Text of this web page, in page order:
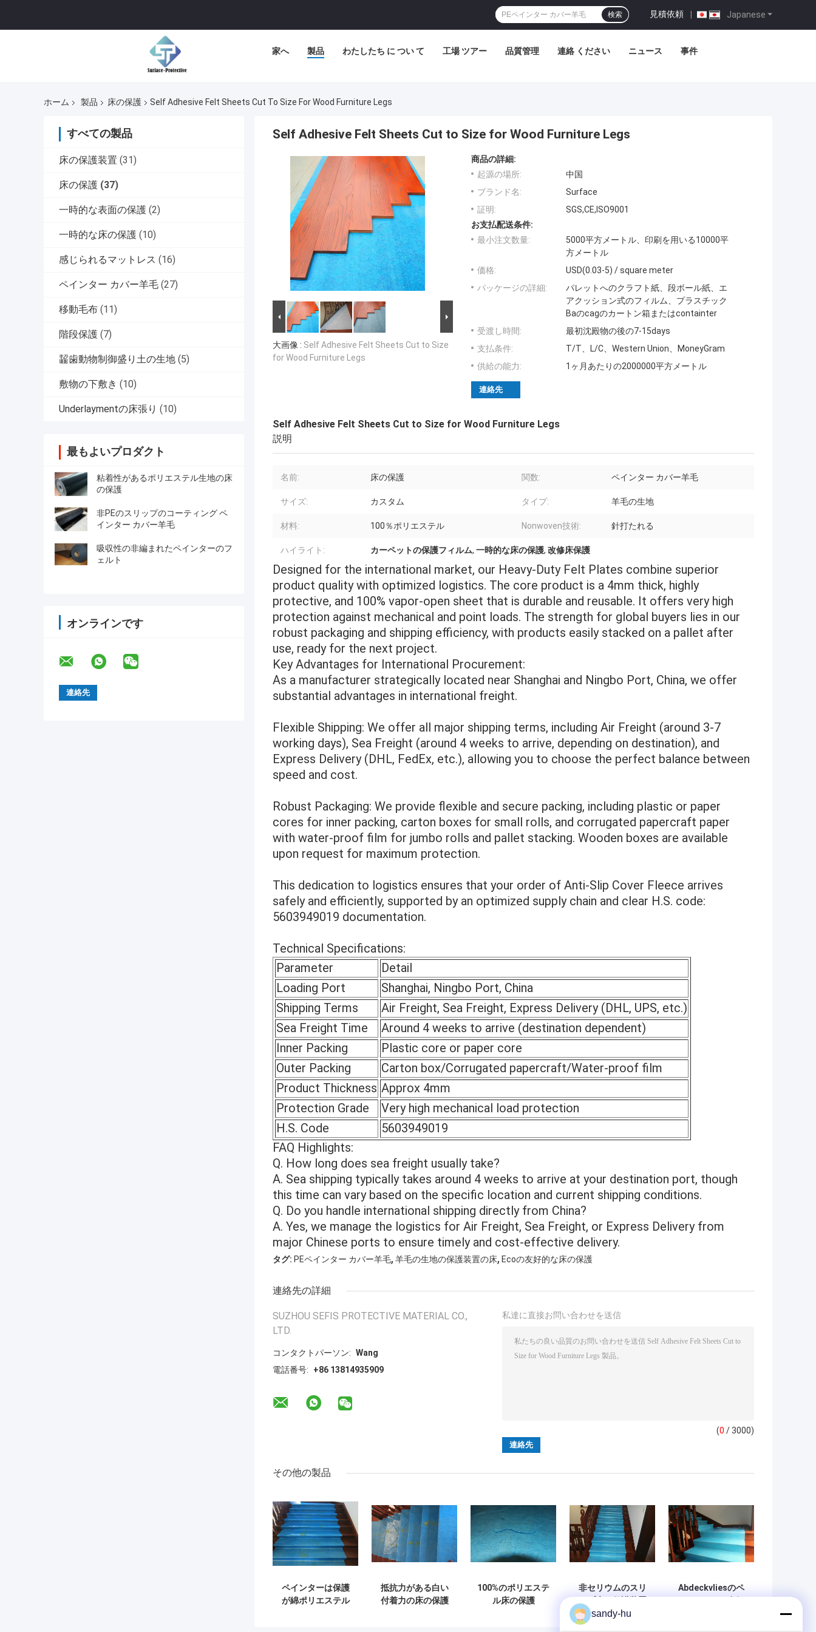
Japanese
見積依頼 |
検索
家へ 製品 わたしたち に つい て 工場 ツアー 品質管理 連絡 ください ニュース 事件
ホーム 製品 床の保護 Self Adhesive Felt Sheets Cut To Size For Wood Furniture Legs
すべての製品
床の保護装置 (31)
床の保護 (37)
一時的な表面の保護 (2)
一時的な床の保護 (10)
感じられるマットレス (16)
ペインター カバー羊毛 (27)
移動毛布 (11)
階段保護 (7)
齧歯動物制御盛り土の生地 (5)
敷物の下敷き (10)
Underlaymentの床張り (10)
最もよいプロダクト
粘着性があるポリエステル生地の床
の保護
非PEのスリップのコーティング ペ
インター カバー羊毛
吸収性の非編まれたペインターのフ
ェルト
オンラインです
Self Adhesive Felt Sheets Cut to Size for Wood Furniture Legs
大画像 : Self Adhesive Felt Sheets Cut to Size
for Wood Furniture Legs
商品の詳細:
起源の場所:
中国
ブランド名:
Surface
証明:
SGS,CE,ISO9001
お支払配送条件:
最小注文数量:
5000平方メートル、印刷を用いる10000平
方メートル
価格:
USD(0.03-5) / square meter
パッケージの詳細:
パレットへのクラフト紙、段ボール紙、エ
アクッション式のフィルム、プラスチック
Baのcagのカートン箱またはcontainter
受渡し時間:
最初沈殿物の後の7-15days
支払条件:
T/T、L/C、Western Union、MoneyGram
供給の能力:
1ヶ月あたりの2000000平方メートル
連絡先
Self Adhesive Felt Sheets Cut to Size for Wood Furniture Legs
説明
名前: 床の保護 関数: ペインター カバー羊毛
サイズ: カスタム タイプ: 羊毛の生地
材料: 100％ポリエステル Nonwoven技術: 針打たれる
ハイライト: カーペットの保護フィルム, 一時的な床の保護, 改修床保護
Designed for the international market, our Heavy-Duty Felt Plates combine superior
product quality with optimized logistics. The core product is a 4mm thick, highly
protective, and 100% vapor-open sheet that is durable and reusable. It offers very high
protection against mechanical and point loads. The strength for global buyers lies in our
robust packaging and shipping efficiency, with products easily stacked on a pallet after
use, ready for the next project.
Key Advantages for International Procurement:
As a manufacturer strategically located near Shanghai and Ningbo Port, China, we offer
substantial advantages in international freight.
Flexible Shipping: We offer all major shipping terms, including Air Freight (around 3-7
working days), Sea Freight (around 4 weeks to arrive, depending on destination), and
Express Delivery (DHL, FedEx, etc.), allowing you to choose the perfect balance between
speed and cost.
Robust Packaging: We provide flexible and secure packing, including plastic or paper
cores for inner packing, carton boxes for small rolls, and corrugated papercraft paper
with water-proof film for jumbo rolls and pallet stacking. Wooden boxes are available
upon request for maximum protection.
This dedication to logistics ensures that your order of Anti-Slip Cover Fleece arrives
safely and efficiently, supported by an optimized supply chain and clear H.S. code:
5603949019 documentation.
Technical Specifications:
Parameter
Detail
Loading Port
Shanghai, Ningbo Port, China
Shipping Terms
Air Freight, Sea Freight, Express Delivery (DHL, UPS, etc.)
Sea Freight Time
Around 4 weeks to arrive (destination dependent)
Inner Packing
Plastic core or paper core
Outer Packing
Carton box/Corrugated papercraft/Water-proof film
Product Thickness Approx 4mm
Protection Grade
Very high mechanical load protection
H.S. Code
5603949019
FAQ Highlights:
Q. How long does sea freight usually take?
A. Sea shipping typically takes around 4 weeks to arrive at your destination port, though
this time can vary based on the specific location and current shipping conditions.
Q. Do you handle international shipping directly from China?
A. Yes, we manage the logistics for Air Freight, Sea Freight, or Express Delivery from
major Chinese ports to ensure timely and cost-effective delivery.
タグ: PEペインター カバー羊毛, 羊毛の生地の保護装置の床, Ecoの友好的な床の保護
連絡先の詳細
SUZHOU SEFIS PROTECTIVE MATERIAL CO.,
LTD.
コンタクトパーソン: Wang
電話番号:
+86 13814935909
私達に直接お問い合わせを送信
(0 / 3000)
その他の製品
ペインターは保護
が綿ポリエステル
抵抗力がある白い
付着力の床の保護
100%のポリエステ
ル床の保護
非セリウムのスリ
ペインターの羊毛
の針パンチ自己の
Abdeckvliesのペ
sandy-hu